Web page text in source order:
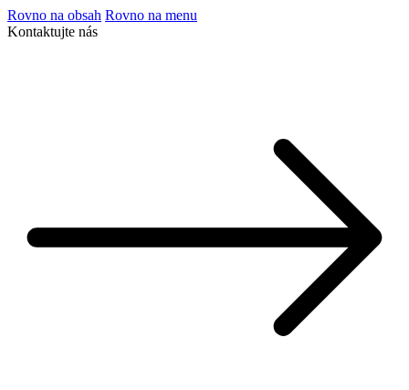
Rovno na obsah Rovno na menu
Kontaktujte nás